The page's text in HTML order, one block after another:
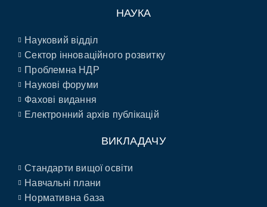
НАУКА
Науковий відділ
Сектор інноваційного розвитку
Проблемна НДР
Наукові форуми
Фахові видання
Електронний архів публікацій
ВИКЛАДАЧУ
Стандарти вищої освіти
Навчальні плани
Нормативна база